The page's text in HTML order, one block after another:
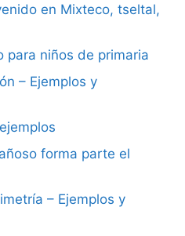
en Mixteco, tseltal,
para niños de primaria
– Ejemplos y
forma parte el
– Ejemplos y